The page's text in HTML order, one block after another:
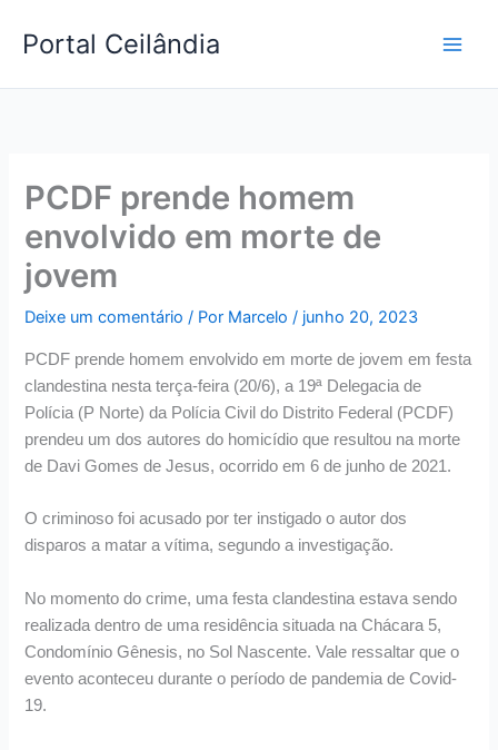
para
conteúdo
Portal Ceilândia
PCDF prende homem
envolvido em morte de
jovem
Deixe um comentário / Por Marcelo/ junho 20, 2023
PCDF prende homem envolvido em morte de jovem em festa
clandestina nesta terça-feira (20/6), a 19ª Delegacia de
Polícia (P Norte) da Polícia Civil do Distrito Federal (PCDF)
prendeu um dos autores do homicídio que resultou na morte
de Davi Gomes de Jesus, ocorrido em 6 de junho de 2021.
O criminoso foi acusado por ter instigado o autor dos
disparos a matar a vítima, segundo a investigação.
No momento do crime, uma festa clandestina estava sendo
realizada dentro de uma residência situada na Chácara 5,
Condomínio Gênesis, no Sol Nascente. Vale ressaltar que o
evento aconteceu durante o período de pandemia de Covid-
19.